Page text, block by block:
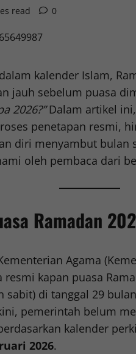
read 0
kalender Islam,
jauh sebelum puasa
2026?”Dalam artikel
penetapan resmi,
diri menyambut bulan
oleh pembaca dari
Ramadan
Agama
resmi kapan puasa
di tanggal 29
pemerintah belum
kalender
2026.